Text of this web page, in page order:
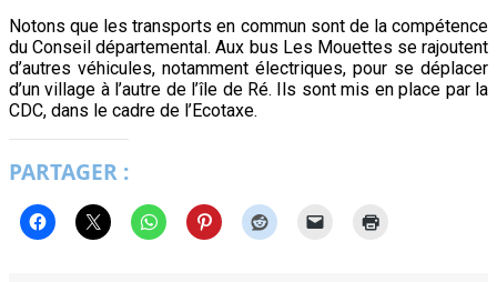
Notons que les transports en commun sont de la compétence
du Conseil départemental. Aux bus Les Mouettes se rajoutent
d’autres véhicules, notamment électriques, pour se déplacer
d’un village à l’autre de l’île de Ré. Ils sont mis en place par la
CDC, dans le cadre de l’Ecotaxe.
PARTAGER :